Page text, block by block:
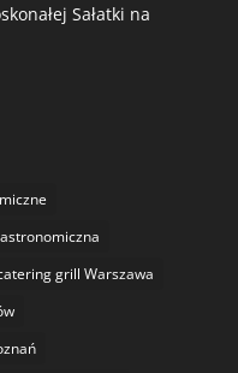
Sałatki na
grill Warszawa